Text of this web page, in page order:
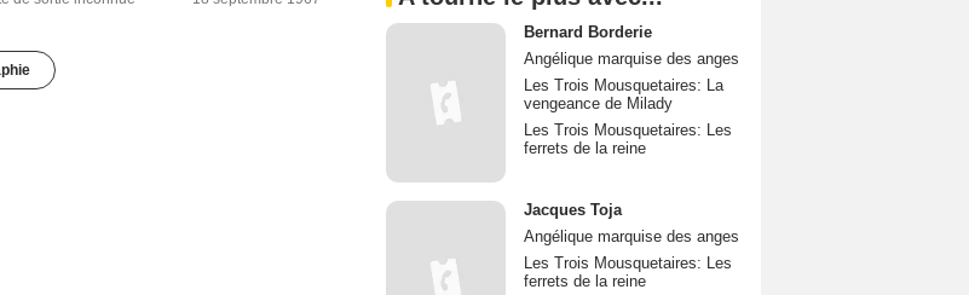
Bernard Borderie
Angélique marquise des anges
Les Trois Mousquetaires: La
vengeance de Milady
Les Trois Mousquetaires: Les
ferrets de la reine
Jacques Toja
Angélique marquise des anges
Les Trois Mousquetaires: Les
ferrets de la reine